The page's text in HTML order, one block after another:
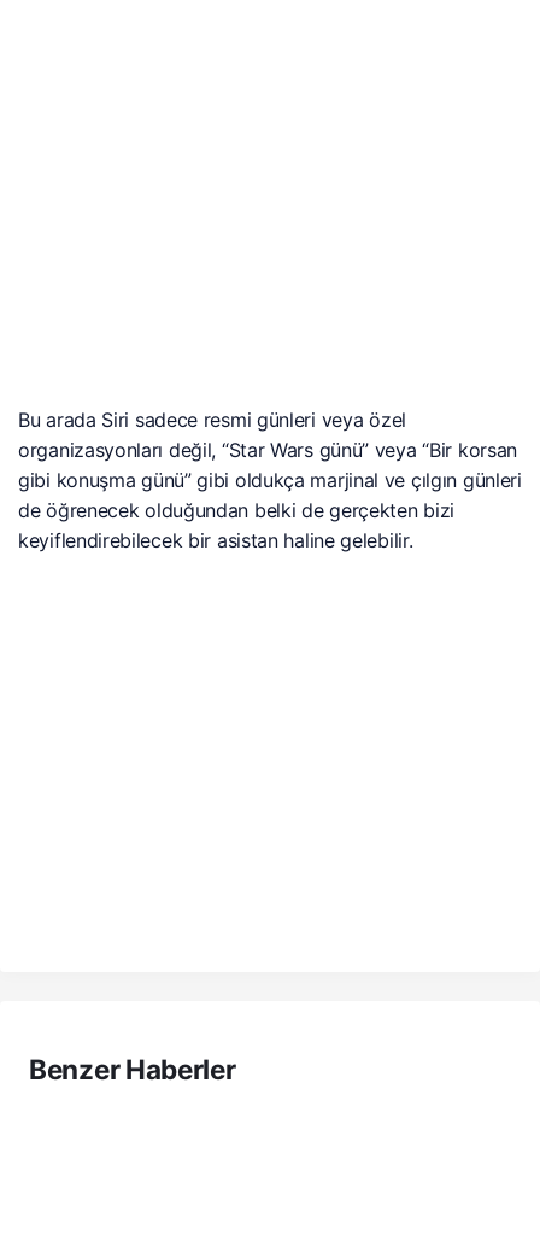
Bu arada Siri sadece resmi günleri veya özel
organizasyonları değil, “Star Wars günü” veya “Bir korsan
gibi konuşma günü” gibi oldukça marjinal ve çılgın günleri
de öğrenecek olduğundan belki de gerçekten bizi
keyiflendirebilecek bir asistan haline gelebilir.
Benzer Haberler